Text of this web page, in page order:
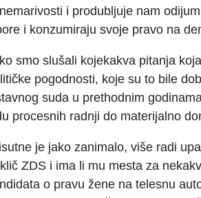
i produbljuje nam
i konzumiraju svoje pravo na
smo slušali kojekakva pitanja
pogodnosti, koje su to bile
suda u prethodnim
procesnih radnji do materijalno
je jako zanimalo, više radi
ZDS i ima li mu mesta za
o pravu žene na telesnu